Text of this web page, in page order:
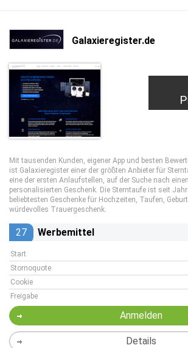
Galaxieregister.de
Mit tausenden Kunden, eigener App und besten
ist Galaxieregister einer der größten Anbieter für
eine der ersten Anlaufstellen, auf der Suche nach
personalisierten Geschenk. Die Sterntaufe ist seit
beliebtesten Geschenke für Hochzeiten, Taufen,
würdevolles Trauergeschenk.
27 Werbemittel
Start
Stornoquote
Cookie
Freigabe
Anmelden
Details